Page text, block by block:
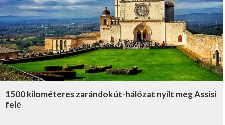
1500 kilométeres zarándokút-hálózat nyílt meg Assisi
felé